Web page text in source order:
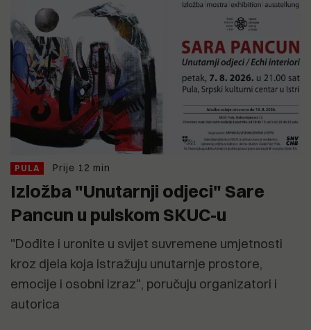
PULA Prije 12 min
Izložba "Unutarnji odjeci" Sare
Pancun u pulskom SKUC-u
"Dođite i uronite u svijet suvremene umjetnosti
kroz djela koja istražuju unutarnje prostore,
emocije i osobni izraz", poručuju organizatori i
autorica